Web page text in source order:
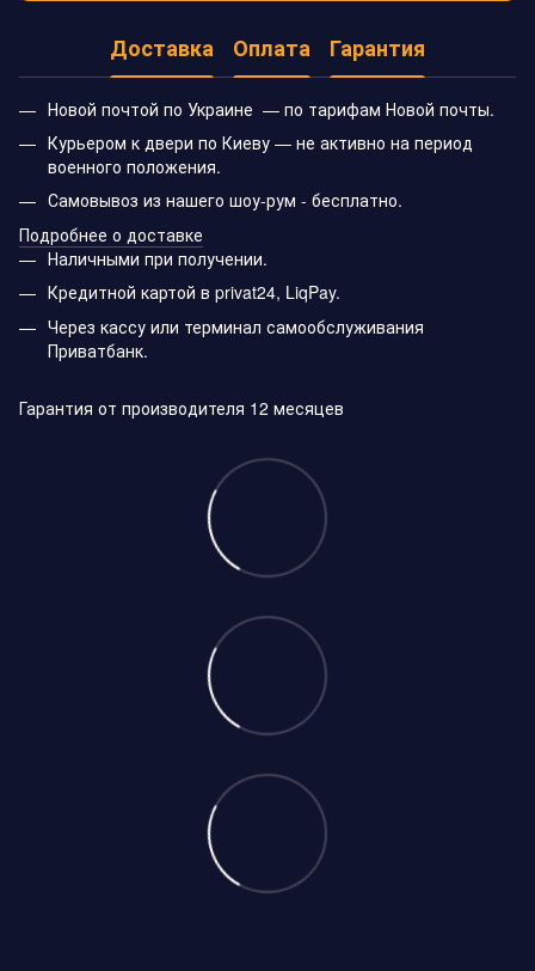
Доставка Оплата Гарантия
Новой почтой по Украине — по тарифам Новой почты.
Курьером к двери по Киеву — не активно на период
военного положения.
Самовывоз из нашего шоу-рум - бесплатно.
Подробнее о доставке
Наличными при получении.
Кредитной картой в privat24, LiqPay.
Через кассу или терминал самообслуживания
Приватбанк.
Гарантия от производителя 12 месяцев